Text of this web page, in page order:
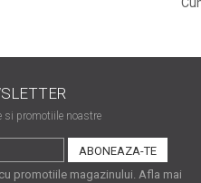
si promotiile noastre
promotiile magazinului. Afla mai